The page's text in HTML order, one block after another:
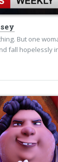
But one
fall hopelessly